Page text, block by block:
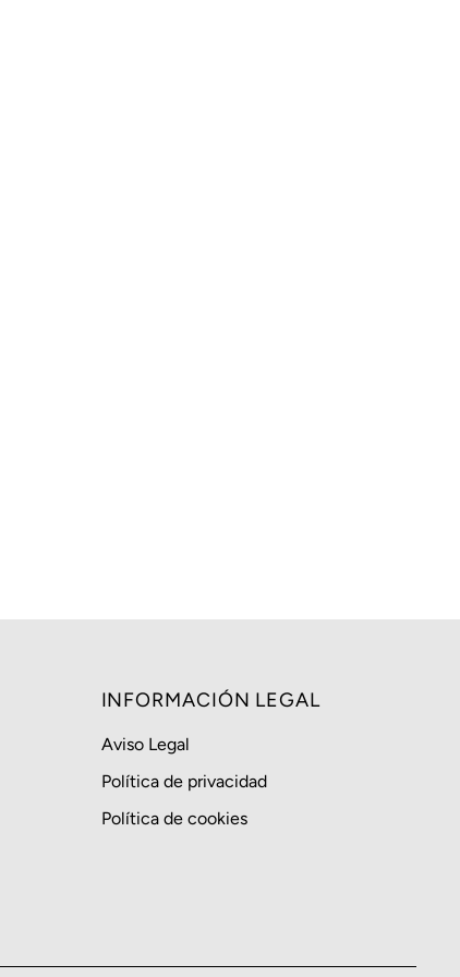
INFORMACIÓN LEGAL
Aviso Legal
Política de privacidad
Política de cookies